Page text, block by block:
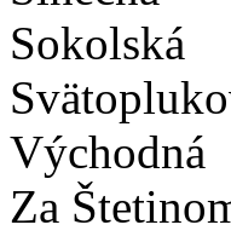
Sokolská
Východná
Za